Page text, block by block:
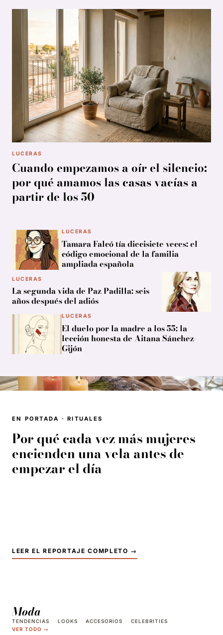
LUCERAS
Cuando empezamos a oír el silencio:
por qué amamos las casas vacías a
partir de los 50
LUCERAS
Tamara Falcó tía diecisiete veces: el
código emocional de la familia
ampliada española
LUCERAS
La segunda vida de Paz Padilla: seis
años después del adiós
LUCERAS
El duelo por la madre a los 55: la
lección honesta de Aitana Sánchez-
Gijón
EN PORTADA · RITUALES
Por qué cada vez más mujeres
encienden una vela antes de
empezar el día
LEER EL REPORTAJE COMPLETO →
Moda
TENDENCIAS · LOOKS · ACCESORIOS ·
CELEBRITIES
VER TODO →